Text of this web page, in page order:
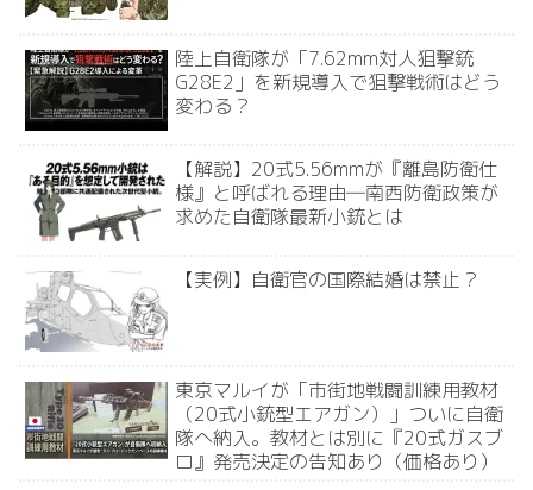
陸上自衛隊が「7.62mm対人狙撃銃
G28E2」を新規導入で狙撃戦術はどう
変わる？
【解説】20式5.56mmが『離島防衛仕
様』と呼ばれる理由―南西防衛政策が
求めた自衛隊最新小銃とは
【実例】自衛官の国際結婚は禁止？
東京マルイが「市街地戦闘訓練用教材
（20式小銃型エアガン）」ついに自衛
隊へ納入。教材とは別に『20式ガスブ
ロ』発売決定の告知あり（価格あり）